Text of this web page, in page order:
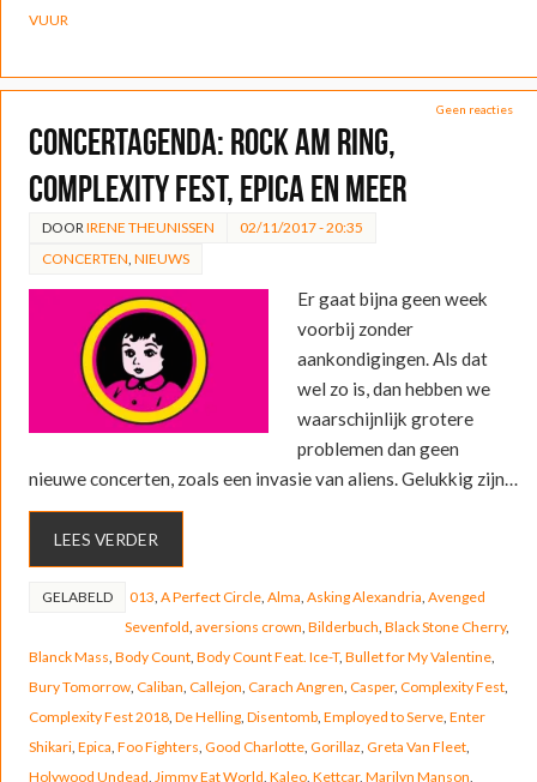
VUUR
Geen reacties
Concertagenda: Rock am Ring,
Complexity Fest, Epica en meer
DOOR IRENE THEUNISSEN
02/11/2017 - 20:35
CONCERTEN NIEUWS
Er gaat bijna geen week
voorbij zonder
aankondigingen. Als dat
wel zo is, dan hebben we
waarschijnlijk grotere
problemen dan geen
nieuwe concerten, zoals een invasie van aliens. Gelukkig zijn…
LEES VERDER
GELABELD 013 A Perfect Circle, Alma Asking Alexandria Avenged
Sevenfold aversions crown Bilderbuch Black Stone Cherry,
Blanck Mass Body Count, Body Count Feat. Ice-T, Bullet for My Valentine,
Bury Tomorrow, Caliban Callejon Carach Angren Casper, Complexity Fest,
Complexity Fest 2018, De Helling, Disentomb, Employed to Serve, Enter
Shikari, Epica Foo Fighters Good Charlotte, Gorillaz Greta Van Fleet,
Holywood Undead Jimmy Eat World Kaleo, Kettcar, Marilyn Manson